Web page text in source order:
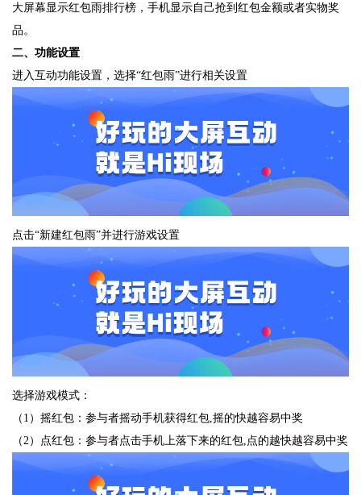
大屏幕显示红包雨排行榜，手机显示自己抢到红包金额或者实物奖
品。
二、功能设置
进入互动功能设置，选择“红包雨”进行相关设置
点击“新建红包雨”并进行游戏设置
选择游戏模式：
（1）摇红包：参与者摇动手机获得红包,摇的快越容易中奖
（2）点红包：参与者点击手机上落下来的红包,点的越快越容易中奖